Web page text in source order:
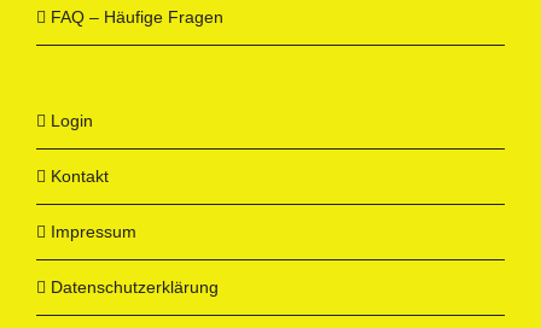
FAQ – Häufige Fragen
Login
Kontakt
Impressum
Datenschutzerklärung